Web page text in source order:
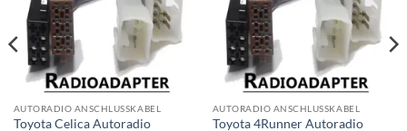
AUTORADIO ANSCHLUSSKABEL
Toyota Celica Autoradio
AUTORADIO ANSCHLUSSKABEL
Toyota 4Runner Autoradio